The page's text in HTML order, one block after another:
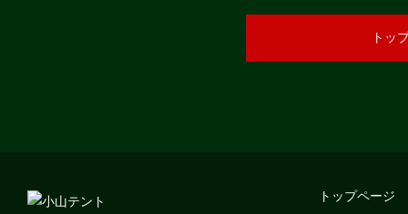
トッ
トップページ